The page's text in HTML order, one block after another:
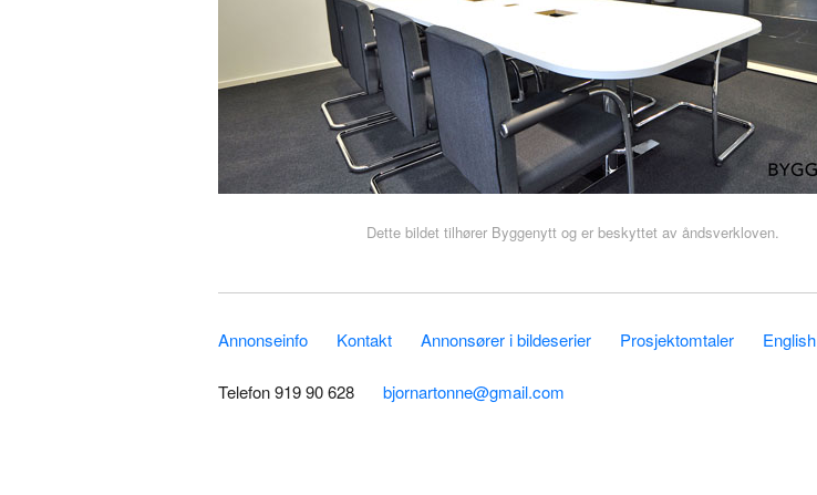
Dette bildet tilhører Byggenytt og er beskyttet av åndsverkloven.
Annonseinfo Kontakt Annonsører i bildeserier Prosjektomtaler English
Telefon 919 90 628 bjornartonne@gmail.com